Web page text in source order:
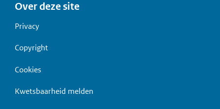
Over deze site
Privacy
Copyright
Cookies
Kwetsbaarheid melden